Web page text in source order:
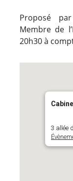
Proposé
Membre de
20h30 à
3 allée